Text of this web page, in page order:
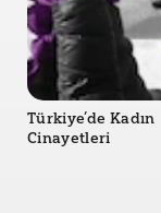
Türkiye’de Kadın
Cinayetleri